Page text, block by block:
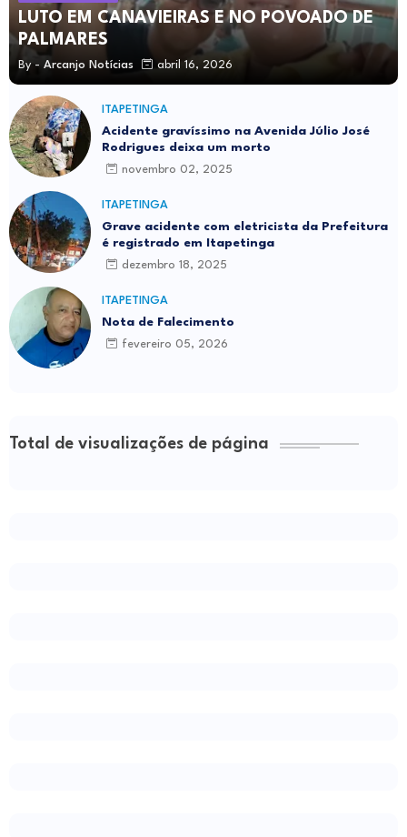
LUTO EM CANAVIEIRAS E NO POVOADO DE
PALMARES
By - Arcanjo Notícias abril 16, 2026
ITAPETINGA
Acidente gravíssimo na Avenida Júlio José
Rodrigues deixa um morto
novembro 02, 2025
ITAPETINGA
Grave acidente com eletricista da Prefeitura
é registrado em Itapetinga
dezembro 18, 2025
ITAPETINGA
Nota de Falecimento
fevereiro 05, 2026
Total de visualizações de página